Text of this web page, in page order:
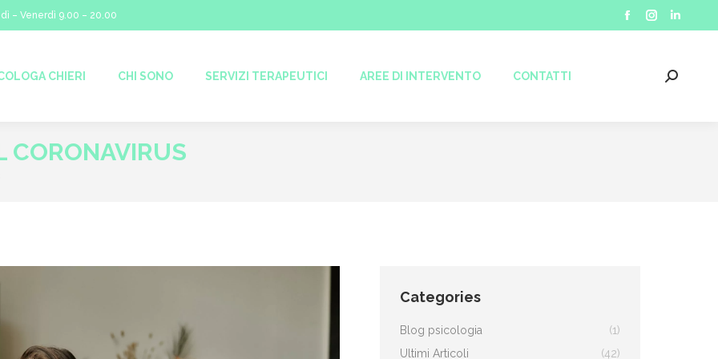
– Venerdì 9.00 – 20.00
FacebookInstagram
CHIERI CHI SONO SERVIZI TERAPEUTICI AREE DI INTERVENTO CONTATTI Search:
CORONAVIRUS
Categories
Blog psicologia
(1)
Ultimi Articoli
(42)
Search: